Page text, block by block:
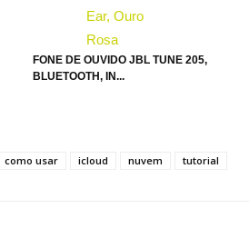
FONE DE OUVIDO JBL TUNE 205,
BLUETOOTH, IN...
como usar icloud nuvem tutorial